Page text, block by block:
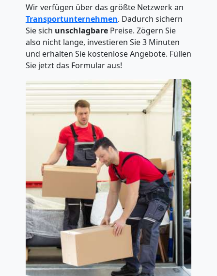
Wir verfügen über das größte Netzwerk an
Transportunternehmen. Dadurch sichern
Sie sich unschlagbarePreise. Zögern Sie
also nicht lange, investieren Sie 3 Minuten
und erhalten Sie kostenlose Angebote. Füllen
Sie jetzt das Formular aus!